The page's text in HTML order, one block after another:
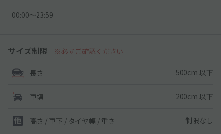
00:00〜23:59
サイズ制限 ※必ずご確認ください
長さ 500cm 以下
車幅 200cm 以下
高さ / 車下 / タイヤ幅 / 重さ 制限なし